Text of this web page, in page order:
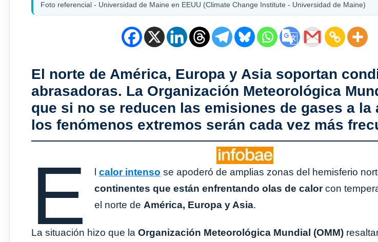
Foto referencial - Universidad de Maine en EEUU (Climate Change Institute - Universidad de Maine)
El norte de América, Europa y Asia soportan
abrasadoras. La Organización Meteorológica
que si no se reducen las emisiones de gases a la
los fenómenos extremos serán cada vez más
E l calor intenso se apoderó de amplias zonas del hemisferio
continentes que están enfrentando olas de calorcon
el norte de América, Europa y Asia.
La situación hizo que la Organización Meteorológica Mundial (OMM)